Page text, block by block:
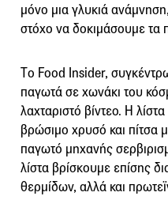
μόνο μια γλυκιά
στόχο να δοκιμάσουμε
Τo Food Insider,
παγωτά σε χωνάκι του
λαχταριστό βίντεο. Η
βρώσιμο χρυσό και πίτσα
παγωτό μηχανής
λίστα βρίσκουμε επίσης
θερμίδων, αλλά και